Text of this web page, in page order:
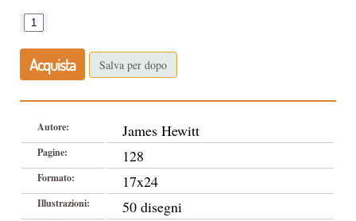
Acquista Salva per dopo
Autore: James Hewitt
Pagine: 128
Formato: 17x24
Illustrazioni: 50 disegni